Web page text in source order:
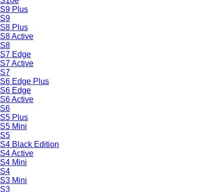
S9 Plus
S9
S8 Plus
S8 Active
S8
S7 Edge
S7 Active
S7
S6 Edge Plus
S6 Edge
S6 Active
S6
S5 Plus
S5 Mini
S5
S4 Black Edition
S4 Active
S4 Mini
S4
S3 Mini
S3